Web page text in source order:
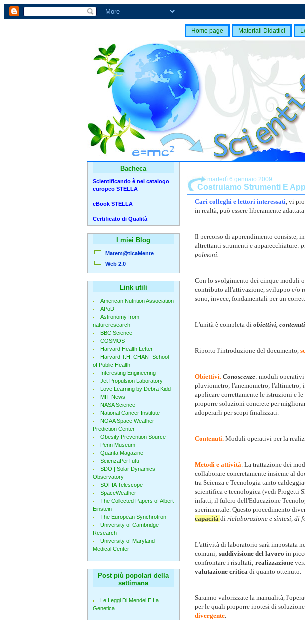
Home page Materiali Didattici
martedì 6 gennaio 2009
Costruiamo Strumenti E
Cari colleghi e lettori interessati, vi
in realtà, può essere liberamente
Il percorso di apprendimento consiste,
altrettanti strumenti e apparecchiature:
polmoni.
Con lo svolgimento dei cinque moduli
contributo all'attivazione, sviluppo e/o
sono, invece, fondamentali per un
L'unità è completa di obiettivi,
Riporto l'introduzione del documento,
Obiettivi. Conoscenze: moduli operativi
pluviometro; l'anemometro;
applicare correttamente le istruzioni e
proporre soluzioni concrete per
adoperarli per scopi finalizzati.
Contenuti.Moduli operativi per la
Metodi e attività. La trattazione dei
collaborare concretamente insieme al
tra Scienza e Tecnologia tanto
scientifica e tecnologica (vedi Progetti
infatti, il fulcro dell'Educazione
sperimentale. Questo procedimento
capacità di rielaborazione e sintesi, di
L'attività di laboratorio sarà impostata
comuni; suddivisione del lavoro in
confrontare i risultati; realizzazione
valutazione criticadi quanto ottenuto.
Saranno valorizzate la manualità,
per le quali proporre ipotesi di
divergente.
Bacheca
Scientificando è nel catalogo
europeo STELLA
eBook STELLA
Certificato di Qualità
I miei Blog
Matem@ticaMente
Web 2.0
Link utili
American Nutrition Association
APoD
Astronomy from
natureresearch
BBC Science
COSMOS
Harvard Health Letter
Harvard T.H. CHAN- School
of Public Health
Interesting Engineering
Jet Propulsion Laboratory
Love Learning by Debra Kidd
MIT News
NASA Science
National Cancer Institute
NOAA Space Weather
Prediction Center
Obesity Prevention Source
Penn Museum
Quanta Magazine
ScienzaPerTutti
SDO | Solar Dynamics
Observatory
SOFIA Telescope
SpaceWeather
The Collected Papers of Albert
Einstein
The European Synchrotron
University of Cambridge-
Research
University of Maryland
Medical Center
Post più popolari della
settimana
Le Leggi Di Mendel E La
Genetica